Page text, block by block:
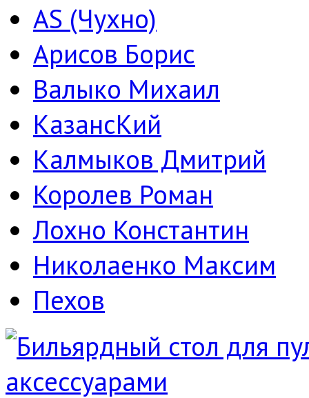
AS (Чухно)
Арисов Борис
Валыко Михаил
КазансКий
Калмыков Дмитрий
Королев Роман
Лохно Константин
Николаенко Максим
Пехов